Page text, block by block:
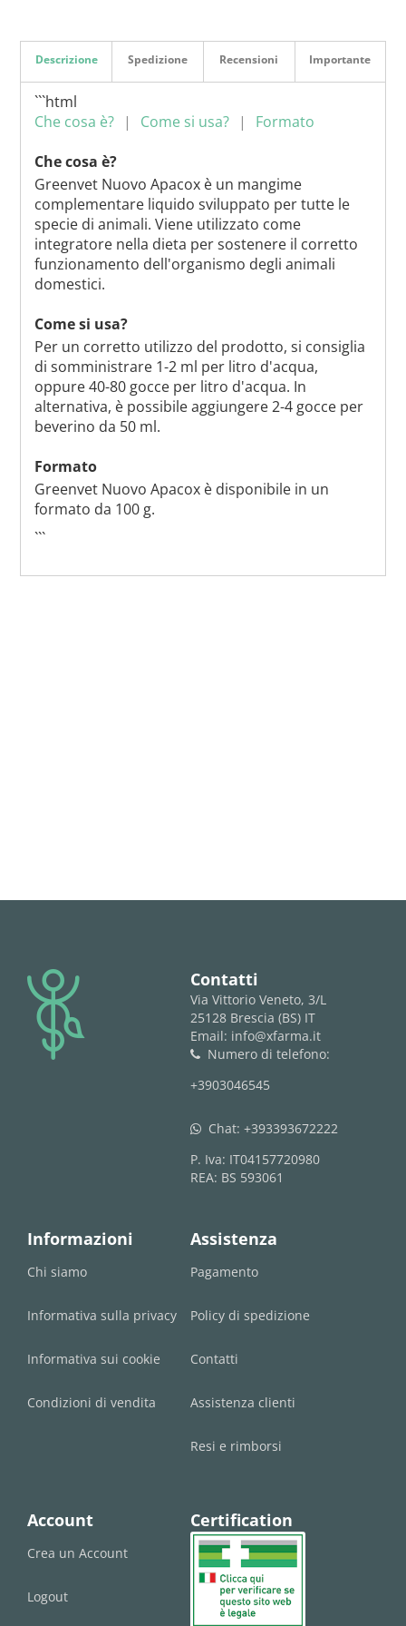
Descrizione
```html
Che cosa è?
Come si usa?
Formato
Che cosa è?
Greenvet Nuovo Apacox è un mangime
complementare liquido sviluppato per tutte le
specie di animali. Viene utilizzato come
integratore nella dieta per sostenere il corretto
funzionamento dell'organismo degli animali
domestici.
Come si usa?
Per un corretto utilizzo del prodotto, si consiglia
di somministrare 1-2 ml per litro d'acqua,
oppure 40-80 gocce per litro d'acqua. In
alternativa, è possibile aggiungere 2-4 gocce per
beverino da 50 ml.
Formato
Greenvet Nuovo Apacox è disponibile in un
formato da 100 g.
```
Spedizione Recensioni Importante
logo Contatti
Via Vittorio Veneto, 3/L
25128 Brescia (BS) IT
Email: info@xfarma.it
phone
Numero di telefono:
+3903046545
whatsapp Chat: +393393672222
P. Iva: IT04157720980
REA: BS 593061
Informazioni
Chi siamo
Informativa sulla privacy
Informativa sui cookie
Condizioni di vendita
Assistenza
Pagamento
Policy di spedizione
Contatti
Assistenza clienti
Resi e rimborsi
Account
Crea un Account
Logout
Certification